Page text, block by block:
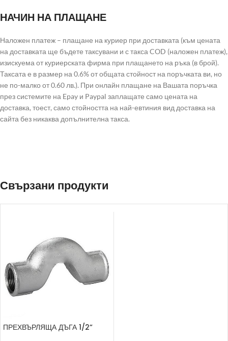
НАЧИН НА ПЛАЩАНЕ
Наложен платеж – плащане на куриер при доставката (към цената
на доставката ще бъдете таксувани и с такса COD (наложен платеж),
изискуема от куриерската фирма при плащането на ръка (в брой).
Таксата е в размер на 0.6% от общата стойност на поръчката ви, но
не по-малко от 0.60 лв.). При онлайн плащане на Вашата поръчка
през системите на Epay и Paypal заплащате само цената на
доставка, тоест, само стойността на най-евтиния вид доставка на
сайта без никаква допълнителна такса.
Свързани продукти
ПРЕХВЪРЛЯЩА ДЪГА 1/2”